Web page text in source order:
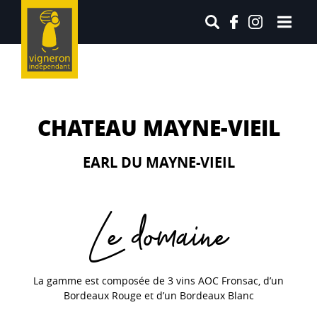
CHATEAU MAYNE-VIEIL
EARL DU MAYNE-VIEIL
Le domaine
La gamme est composée de 3 vins AOC Fronsac, d’un
Bordeaux Rouge et d’un Bordeaux Blanc